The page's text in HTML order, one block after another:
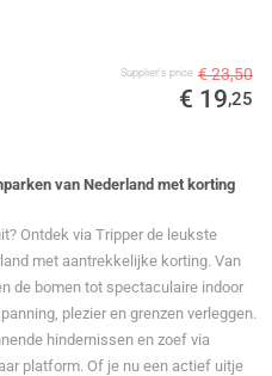
Supplier's price € 23,50
€ 19,25
van Nederland met korting
Ontdek via Tripper de leukste
met aantrekkelijke korting. Van
de bomen tot spectaculaire indoor
plezier en grenzen verleggen.
hindernissen en zoef via
platform. Of je nu een actief uitje